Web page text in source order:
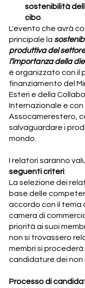
sostenibilità
cibo
L'evento che avrà
principale la
produttiva del
l’importanza della
è organizzato con il
finanziamento del
Esteri e della
Internazionale e con
Assocamerestero,
salvaguardare i
mondo.
I relatori saranno
seguenti criteri:
La selezione dei
base delle
accordo con il tema
camera di
priorità ai suoi
non si trovassero
membri si
candidature dei non
Processo di